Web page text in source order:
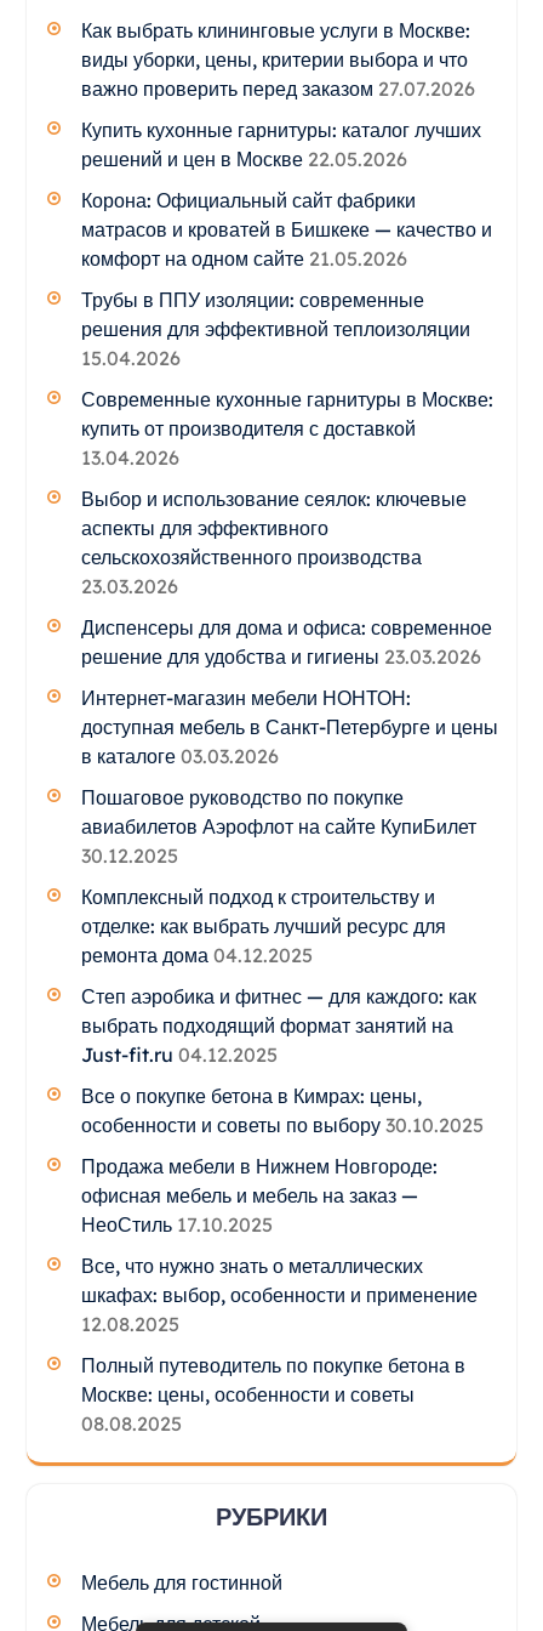
Как выбрать клининговые услуги в Москве:
виды уборки, цены, критерии выбора и что
важно проверить перед заказом 27.07.2026
Купить кухонные гарнитуры: каталог лучших
решений и цен в Москве 22.05.2026
Корона: Официальный сайт фабрики
матрасов и кроватей в Бишкеке — качество и
комфорт на одном сайте 21.05.2026
Трубы в ППУ изоляции: современные
решения для эффективной теплоизоляции
15.04.2026
Современные кухонные гарнитуры в Москве:
купить от производителя с доставкой
13.04.2026
Выбор и использование сеялок: ключевые
аспекты для эффективного
сельскохозяйственного производства
23.03.2026
Диспенсеры для дома и офиса: современное
решение для удобства и гигиены 23.03.2026
Интернет-магазин мебели НОНТОН:
доступная мебель в Санкт-Петербурге и цены
в каталоге 03.03.2026
Пошаговое руководство по покупке
авиабилетов Аэрофлот на сайте КупиБилет
30.12.2025
Комплексный подход к строительству и
отделке: как выбрать лучший ресурс для
ремонта дома 04.12.2025
Степ аэробика и фитнес — для каждого: как
выбрать подходящий формат занятий на
Just-fit.ru 04.12.2025
Все о покупке бетона в Кимрах: цены,
особенности и советы по выбору 30.10.2025
Продажа мебели в Нижнем Новгороде:
офисная мебель и мебель на заказ —
НеоСтиль 17.10.2025
Все, что нужно знать о металлических
шкафах: выбор, особенности и применение
12.08.2025
Полный путеводитель по покупке бетона в
Москве: цены, особенности и советы
08.08.2025
РУБРИКИ
Мебель для гостинной
Мебель для детской